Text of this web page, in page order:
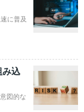
に普及
込
図的な